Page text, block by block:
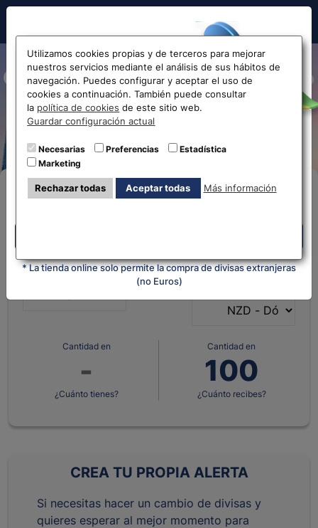
Hola!
Antes de acceder
la web...
Selecciona tu oficina más
cercana
* La tienda online solo permite la compra de divisas extranjeras
(no Euros)
Cotización y cambio de Euro
a Dólar Neozelandés EUR-
NZD
Compra Online
¿Qué moneda tienes?
¿Qué moneda
Cantidad en
¿Cuánto tienes?
Cantidad en
¿Cuánto recibes?
CREA TU PROPIA ALERTA
Si necesitas hacer un cambio de divisas y
quieres esperar al mejor momento para
Utilizamos cookies propias y de terceros para mejorar
nuestros servicios mediante el análisis de sus hábitos de
navegación. Puedes configurar y aceptar el uso de
cookies a continuación. También puede consultar
la política de cookies de este sitio web.
Guardar configuración actual
Necesarias Preferencias
Estadística
Marketing
Rechazar todas Aceptar todas Más información